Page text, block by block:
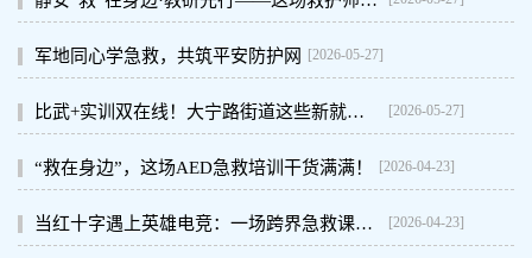
军地同心学急救，共筑平安防护网 [2026-05-27]
比武+实训双在线！大宁路街道这些新就业群体化身“急救守护者” [2026-05-27]
“救在身边”，这场AED急救培训干货满满！ [2026-04-23]
当红十字遇上英雄电竞：一场跨界急救课，43名“电竞人”全员持证上岗！ [2026-04-23]